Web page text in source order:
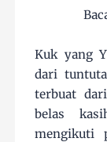
Kuk yang
dari
terbuat
belas
mengikuti